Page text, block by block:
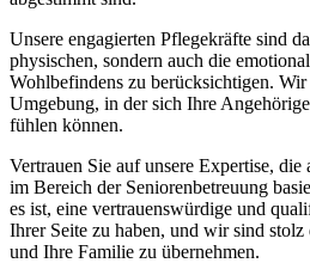
Unsere engagierten Pflegekräfte sind
physischen, sondern auch die
Wohlbefindens zu berücksichtigen.
Umgebung, in der sich Ihre
fühlen können.
Vertrauen Sie auf unsere Expertise,
im Bereich der Seniorenbetreuung
es ist, eine vertrauenswürdige und
Ihrer Seite zu haben, und wir sind
und Ihre Familie zu übernehmen.